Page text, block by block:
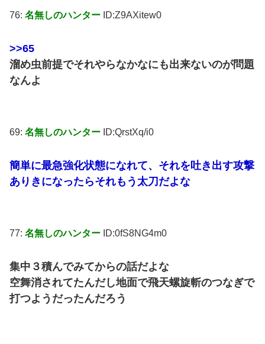
76: 名無しのハンター ID:Z9AXitew0
>>65
溜め虫前提でそれやらなかなにも出来ないのが問題
なんよ
69: 名無しのハンター ID:QrstXq/i0
簡単に最急強化状態になれて、それを吐き出す攻撃
ありきになったらそれもう太刀だよな
77: 名無しのハンター ID:0fS8NG4m0
集中３積んでみてからの話だよな
空舞消されてたんだし地面で飛天螺旋斬のつなぎで
打つようだったんだろう